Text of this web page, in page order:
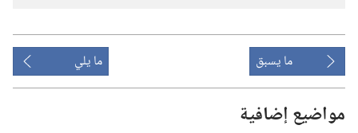
ما يسبق ما يلي
مواضيع إضافية